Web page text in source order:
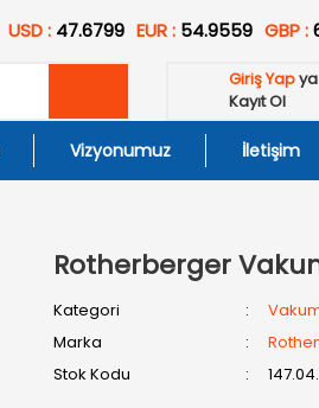
USD : 47.6799 EUR : 54.9559 GBP :
Giriş Yap
Kayıt Ol
Vizyonumuz İletişim
Rotherberger
Kategori
Marka
Stok Kodu